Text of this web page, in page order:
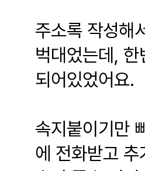
주소록 작성해
벅대었는데,
되어있었어요.
속지붙이기만
에 전화받고